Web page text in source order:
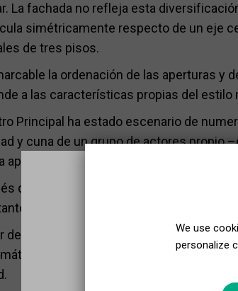
La fachada no refleja esta
simétricamente respecto de un eje
de tres pisos.
la ordenación de las aperturas y
a las características propias del estilo
Principal ha estado escenario de
y cuna de un grupo de actores propio
aportado su buen hacer a la historia
de unos cuántos años cerrado y
el día 30 de enero de 1998 el
de este momento la ciudad ha
y la posibilidad de disfrutar de
We use
personalize